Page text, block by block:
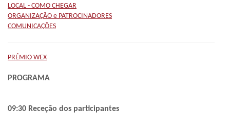
LOCAL - COMO CHEGAR
ORGANIZAÇÃO e PATROCINADORES
COMUNICAÇÕES
PRÉMIO WEX
PROGRAMA
09:30 Receção dos participantes